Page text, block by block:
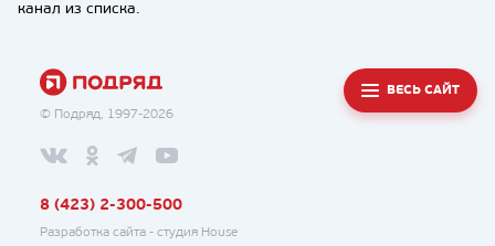
канал из списка.
© Подряд, 1997-2026
ВЕСЬ САЙТ
8 (423) 2-300-500
Разработка сайта - студия House